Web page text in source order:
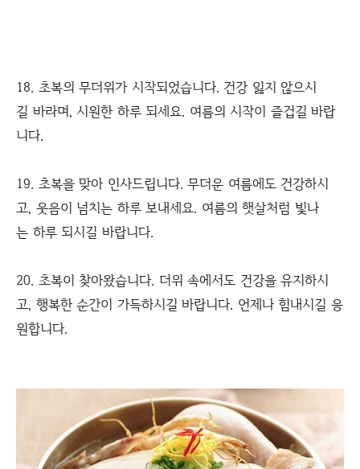
18. 초복의 무더위가 시작되었습니다. 건강 잃지 않으시
길 바라며, 시원한 하루 되세요. 여름의 시작이 즐겁길 바랍
니다.
19. 초복을 맞아 인사드립니다. 무더운 여름에도 건강하시
고, 웃음이 넘치는 하루 보내세요. 여름의 햇살처럼 빛나
는 하루 되시길 바랍니다.
20. 초복이 찾아왔습니다. 더위 속에서도 건강을 유지하시
고, 행복한 순간이 가득하시길 바랍니다. 언제나 힘내시길 응
원합니다.